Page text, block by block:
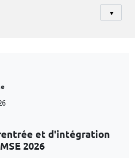
▼
et d'intégration
2026